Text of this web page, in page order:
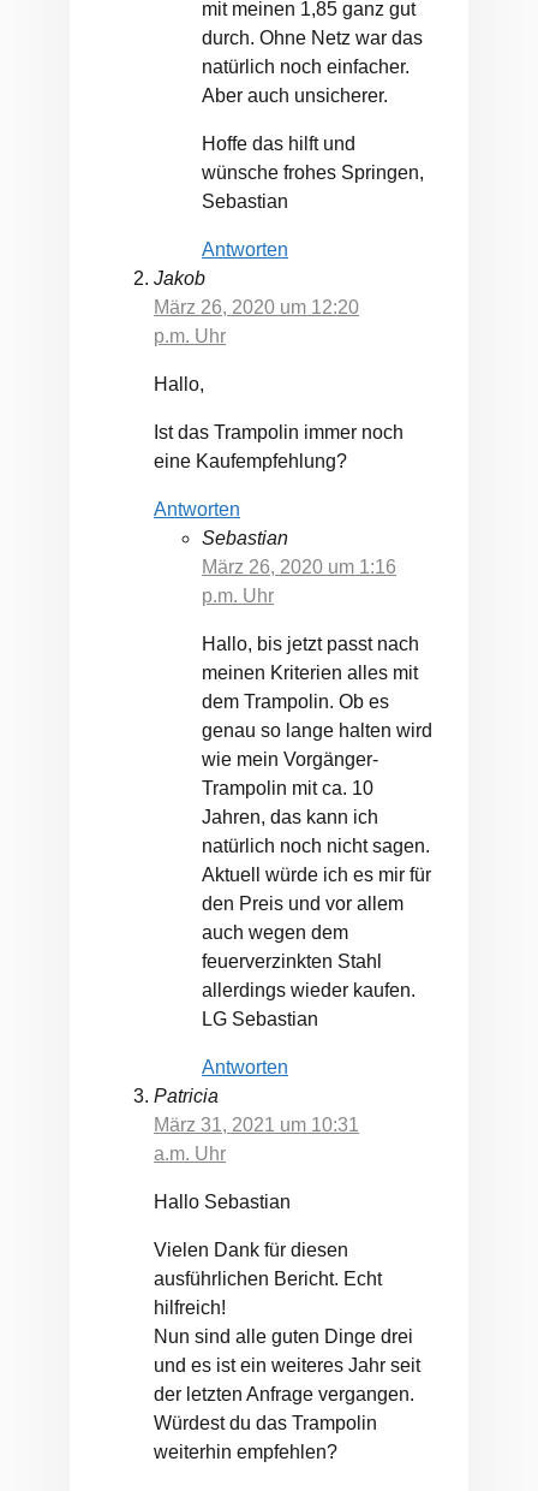
mit meinen 1,85 ganz gut
durch. Ohne Netz war das
natürlich noch einfacher.
Aber auch unsicherer.
Hoffe das hilft und
wünsche frohes Springen,
Sebastian
Antworten
Jakob
März 26, 2020 um 12:20
p.m. Uhr
Hallo,
Ist das Trampolin immer noch
eine Kaufempfehlung?
Antworten
Sebastian
März 26, 2020 um 1:16
p.m. Uhr
Hallo, bis jetzt passt nach
meinen Kriterien alles mit
dem Trampolin. Ob es
genau so lange halten wird
wie mein Vorgänger-
Trampolin mit ca. 10
Jahren, das kann ich
natürlich noch nicht sagen.
Aktuell würde ich es mir für
den Preis und vor allem
auch wegen dem
feuerverzinkten Stahl
allerdings wieder kaufen.
LG Sebastian
Antworten
Patricia
März 31, 2021 um 10:31
a.m. Uhr
Hallo Sebastian
Vielen Dank für diesen
ausführlichen Bericht. Echt
hilfreich!
Nun sind alle guten Dinge drei
und es ist ein weiteres Jahr seit
der letzten Anfrage vergangen.
Würdest du das Trampolin
weiterhin empfehlen?